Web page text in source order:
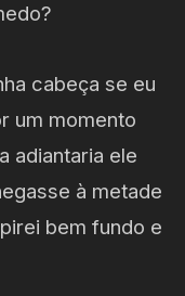
cabeça se eu
um momento
adiantaria ele
à metade
bem fundo e